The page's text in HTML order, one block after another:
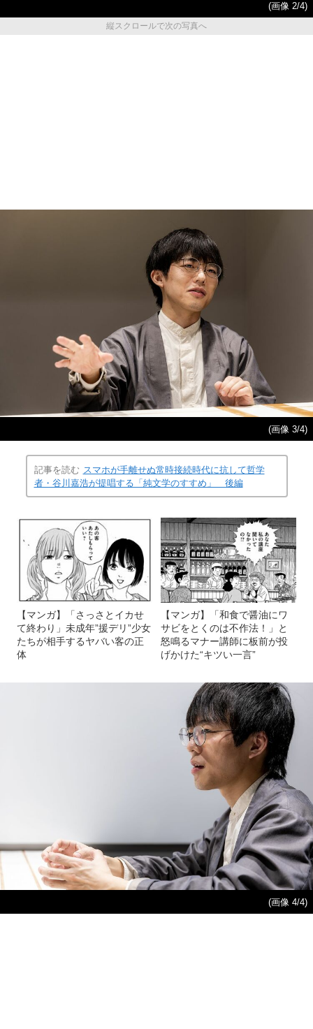
(画像 2/4)
縦スクロールで次の写真へ
(画像 3/4)
記事を読む スマホが手離せぬ常時接続時代に抗して哲学
者・谷川嘉浩が提唱する「純文学のすすめ」 後編
【マンガ】「さっさとイカせ
て終わり」未成年”援デリ”少女
たちが相手するヤバい客の正
体
【マンガ】「和食で醤油にワ
サビをとくのは不作法！」と
怒鳴るマナー講師に板前が投
げかけた“キツい一言”
(画像 4/4)